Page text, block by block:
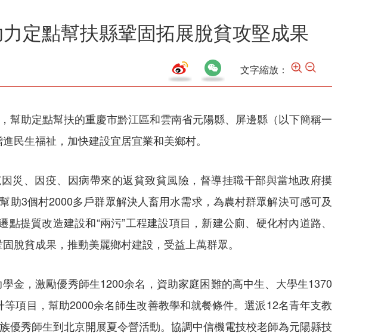
定點幫扶縣鞏固拓展脫貧攻堅成果
文字縮放：
幫助定點幫扶的重慶市黔江區和雲南省元陽縣、屏邊縣（以下簡稱一
民生福祉，加快建設宜居宜業和美鄉村。
災、因疫、因病帶來的返貧致貧風險，督導挂職干部與當地政府摸
助3個村2000多戶群眾解決人畜用水需求，為農村群眾解決可感可及
提質改造建設和“兩污”工程建設項目，新建公廁、硬化村內道路、
脫貧成果，推動美麗鄉村建設，受益上萬群眾。
金，激勵優秀師生1200余名，資助家庭困難的高中生、大學生1370
項目，幫助2000余名師生改善教學和就餐條件。選派12名青年支教
秀師生到北京開展夏令營活動。協調中信機電技校老師為元陽縣技